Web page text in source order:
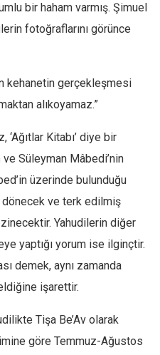
bir haham varmış. Şimuel
fotoğraflarını görünce
kehanetin gerçekleşmesi
alıkoyamaz.”
Kitabı’ diye bir
ve Süleyman Mâbedi’nin
üzerinde bulunduğu
dönecek ve terk edilmiş
Yahudilerin diğer
yaptığı yorum ise ilginçtir.
demek, aynı zamanda
işarettir.
Tişa Be’Av olarak
göre Temmuz-Ağustos